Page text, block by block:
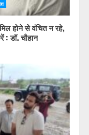
होने से वंचित न रहे,
: डॉ. चौहान